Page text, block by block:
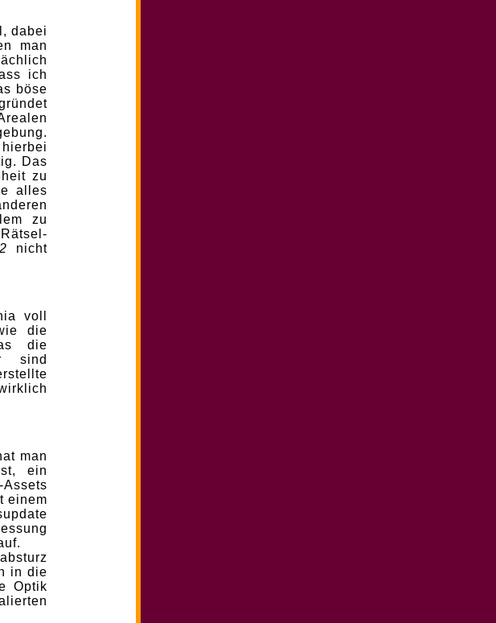
dabei
man
ich
böse
Das
zu
alles
zu
nicht
voll
die
die
sind
man
ein
einem
in die
Optik